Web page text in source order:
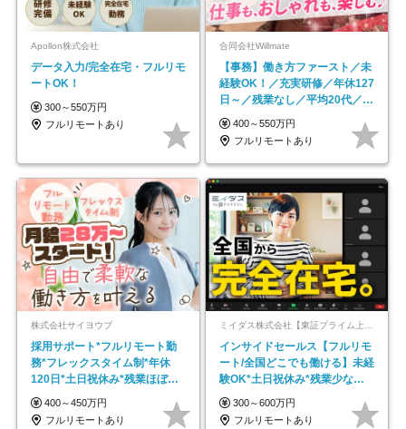
Apollon株式会社
データ入力/完全在宅・フルリモ
ートOK！
300～550万円
フルリモートあり
合同会社Willmate
【事務】働き方ファースト／未
経験OK！／充実研修／年休127
日～／残業なし／平均20代／リ
モートOK
400～550万円
フルリモートあり
株式会社サイヨウブ
採用サポート*フルリモート勤
務*フレックスタイム制*年休
120日*土日祝休み*残業ほぼな
し*育児中社員8割以上
400～450万円
フルリモートあり
ミイダス株式会社【東証プライム上場パーソルグループ】
インサイドセールス【フルリモ
ート/全国どこでも働ける】未経
験OK*土日祝休み*残業少なめ*
在宅勤務手当あり
300～600万円
フルリモートあり